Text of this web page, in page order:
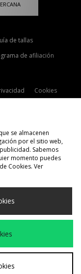
de tallas
de afiliación
Cookies
de pago
se almacenen
por el sitio web,
Sabemos
momento puedes
Cookies. Ver